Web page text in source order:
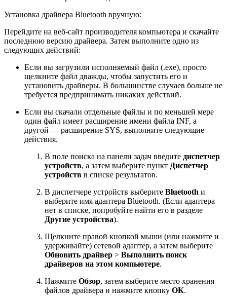
Установка драйвера Bluetooth вручную:
Перейдите на веб-сайт производителя компьютера и скачайте
последнюю версию драйвера. Затем выполните одно из
следующих действий:
Если вы загрузили исполняемый файл (.exe), просто
щелкните файл дважды, чтобы запустить его и
установить драйверы. В большинстве случаев больше не
требуется предпринимать никаких действий.
Если вы скачали отдельные файлы и по меньшей мере
один файл имеет расширение имени файла INF, а
другой — расширение SYS, выполните следующие
действия.
В поле поиска на панели задач введите диспетчер
устройств, а затем выберите пункт Диспетчер
устройств в списке результатов.
В диспетчере устройств выберите Bluetooth и
выберите имя адаптера Bluetooth. (Если адаптера
нет в списке, попробуйте найти его в разделе
Другие устройства).
Щелкните правой кнопкой мыши (или нажмите и
удерживайте) сетевой адаптер, а затем выберите
Обновить драйвер > Выполнить поиск
драйверов на этом компьютере.
Нажмите Обзор, затем выберите место хранения
файлов драйвера и нажмите кнопку ОК.